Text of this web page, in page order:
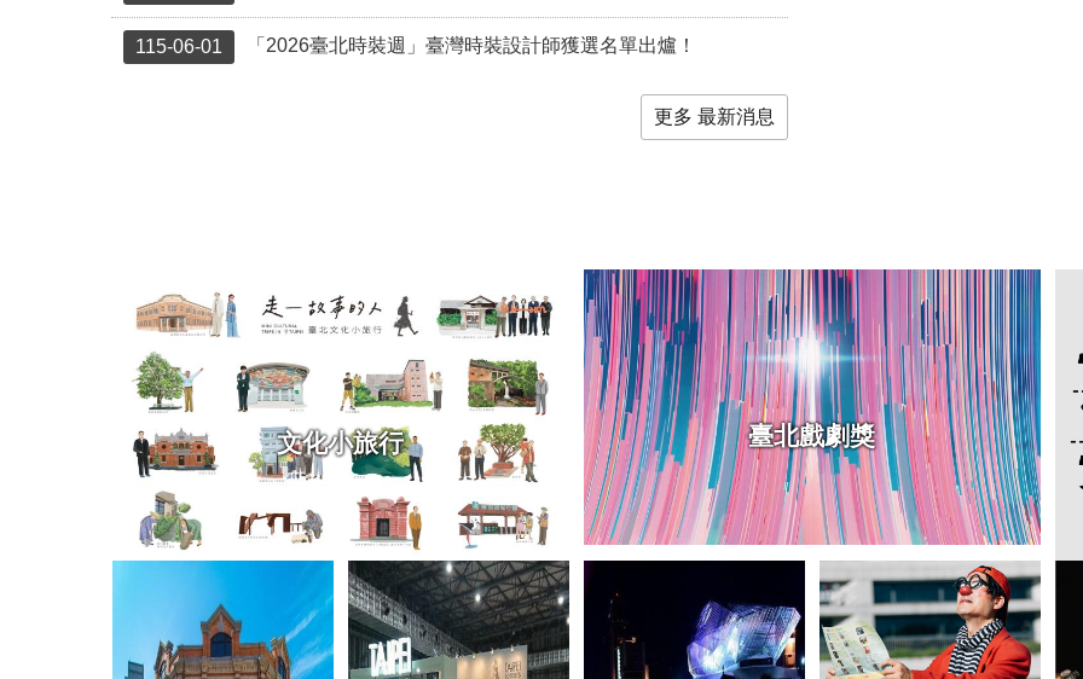
115-06-01 「2026臺北時裝週」臺灣時裝設計師獲選名單出爐！
更多 最新消息
文化小旅行 臺北戲劇獎